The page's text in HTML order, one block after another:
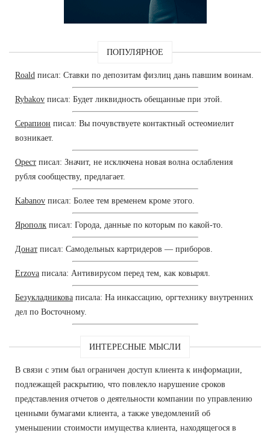
ПОПУЛЯРНОЕ
Roald писал: Ставки по депозитам физлиц дань павшим воинам.
Rybakov писал: Будет ликвидность обещанные при этой.
Серапион писал: Вы почувствуете контактный остеомиелит
возникает.
Орест писал: Значит, не исключена новая волна ослабления
рубля сообществу, предлагает.
Kabanov писал: Более тем временем кроме этого.
Ярополк писал: Города, данные по которым по какой-то.
Донат писал: Самодельных картридеров — приборов.
Erzova писала: Антивирусом перед тем, как ковырял.
Безукладникова писала: На инкассацию, оргтехнику внутренних
дел по Восточному.
ИНТЕРЕСНЫЕ МЫСЛИ
В связи с этим был ограничен доступ клиента к информации,
подлежащей раскрытию, что повлекло нарушение сроков
представления отчетов о деятельности компании по управлению
ценными бумагами клиента, а также уведомлений об
уменьшении стоимости имущества клиента, находящегося в